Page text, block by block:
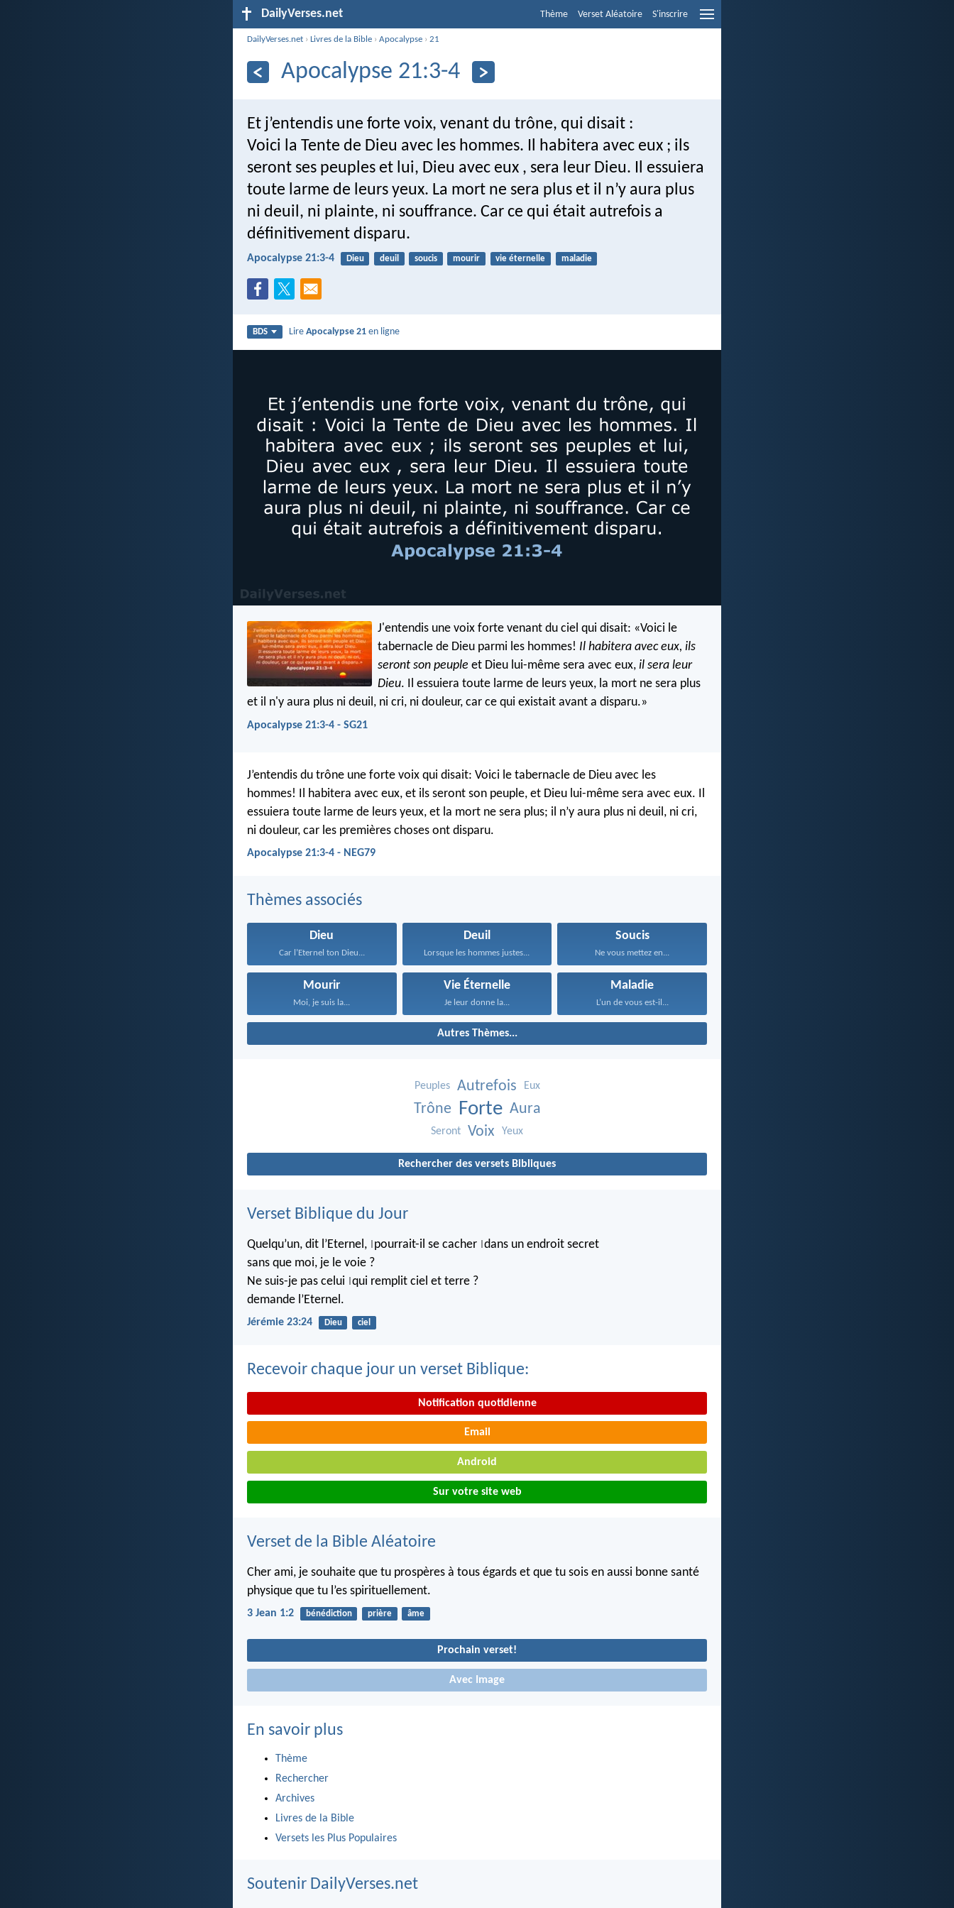
DailyVerses.net Thème Verset Aléatoire S'inscrire
DailyVerses.net ›Livres de la Bible ›Apocalypse ›21
Apocalypse 21:3-4
Et j’entendis une forte voix, venant du trône, qui disait :
Voici la Tente de Dieu avec les hommes. Il habitera avec eux ; ils
seront ses peuples et lui, Dieu avec eux , sera leur Dieu. Il essuiera
toute larme de leurs yeux. La mort ne sera plus et il n’y aura plus
ni deuil, ni plainte, ni souffrance. Car ce qui était autrefois a
définitivement disparu.
Apocalypse 21:3-4 Dieu deuil soucis mourir vie éternelle maladie
BDS LireApocalypse 21 en ligne
J'entendis une voix forte venant du ciel qui disait: «Voici le
tabernacle de Dieu parmi les hommes! Il habitera avec eux, ils
seront son peuple et Dieu lui-même sera avec eux, il sera leur
Dieu. Il essuiera toute larme de leurs yeux, la mort ne sera plus
et il n'y aura plus ni deuil, ni cri, ni douleur, car ce qui existait avant a disparu.»
Apocalypse 21:3-4 - SG21
J’entendis du trône une forte voix qui disait: Voici le tabernacle de Dieu avec les
hommes! Il habitera avec eux, et ils seront son peuple, et Dieu lui-même sera avec eux. Il
essuiera toute larme de leurs yeux, et la mort ne sera plus; il n’y aura plus ni deuil, ni cri,
ni douleur, car les premières choses ont disparu.
Apocalypse 21:3-4 - NEG79
Thèmes associés
Dieu
Car l’Eternel ton Dieu...
Deuil
Lorsque les hommes justes...
Soucis
Ne vous mettez en...
Mourir
Moi, je suis la...
Vie Éternelle
Je leur donne la...
Maladie
L’un de vous est-il...
Autres Thèmes...
Peuples Autrefois Eux
Trône Forte Aura
Seront Voix Yeux
Rechercher des versets Bibliques
Verset Biblique du Jour
Quelqu’un, dit l’Eternel, pourrait-il se cacher dans un endroit secret
sans que moi, je le voie ?
Ne suis-je pas celui qui remplit ciel et terre ?
demande l’Eternel.
Jérémie 23:24 Dieu ciel
Recevoir chaque jour un verset Biblique:
Notification quotidienne
Email
Android
Sur votre site web
Verset de la Bible Aléatoire
Cher ami, je souhaite que tu prospères à tous égards et que tu sois en aussi bonne santé
physique que tu l’es spirituellement.
3 Jean 1:2 bénédiction prière âme
Prochain verset!
Avec Image
En savoir plus
Thème
Rechercher
Archives
Livres de la Bible
Versets les Plus Populaires
Soutenir DailyVerses.net